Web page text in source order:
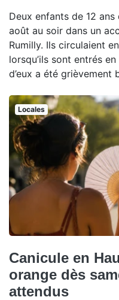
Deux enfants de 12
août au soir dans un
Rumilly. Ils circulaient
lorsqu’ils sont entrés
d’eux a été grièvement
Locales
Canicule en
orange dès
attendus